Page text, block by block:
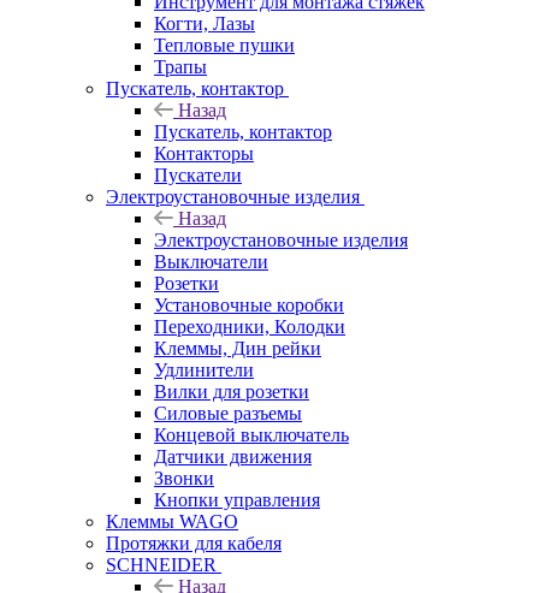
Когти, Лазы
Тепловые пушки
Трапы
Пускатель, контактор
Назад
Пускатель, контактор
Контакторы
Пускатели
Электроустановочные изделия
Назад
Электроустановочные изделия
Выключатели
Розетки
Установочные коробки
Переходники, Колодки
Клеммы, Дин рейки
Удлинители
Вилки для розетки
Силовые разъемы
Концевой выключатель
Датчики движения
Звонки
Кнопки управления
Клеммы WAGO
Протяжки для кабеля
SCHNEIDER
Назад